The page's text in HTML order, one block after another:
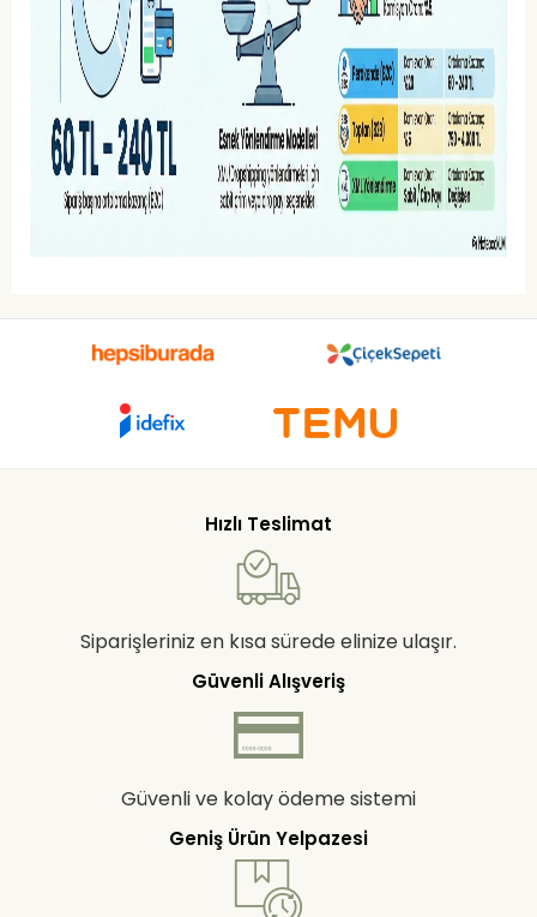
Hızlı Teslimat
Siparişleriniz en kısa sürede elinize ulaşır.
Güvenli Alışveriş
Güvenli ve kolay ödeme sistemi
Geniş Ürün Yelpazesi